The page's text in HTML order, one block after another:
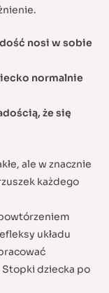
nosi w sobie
normalnie
że się
ale w znacznie
każdego
układu
Stopki dziecka po